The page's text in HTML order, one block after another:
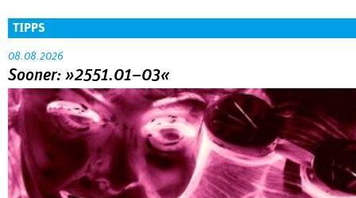
TIPPS
08.08.2026
Sooner: »2551.01–03«